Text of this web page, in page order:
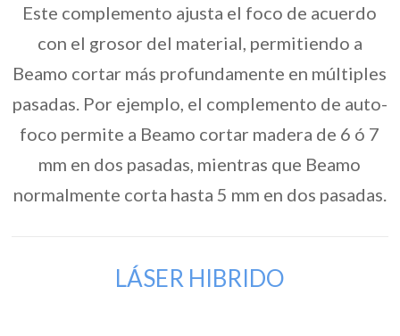
Este complemento ajusta el foco de acuerdo
con el grosor del material, permitiendo a
Beamo cortar más profundamente en múltiples
pasadas. Por ejemplo, el complemento de auto-
foco permite a Beamo cortar madera de 6 ó 7
mm en dos pasadas, mientras que Beamo
normalmente corta hasta 5 mm en dos pasadas.
LÁSER HIBRIDO